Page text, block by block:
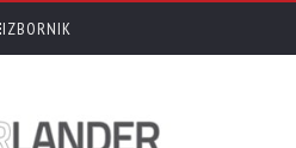
IZBORNIK